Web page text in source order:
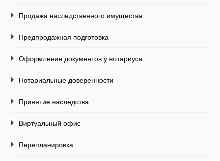
Продажа наследственного имущества
Предпродажная подготовка
Оформление документов у нотариуса
Нотариальные доверенности
Принятие наследства
Виртуальный офис
Перепланировка